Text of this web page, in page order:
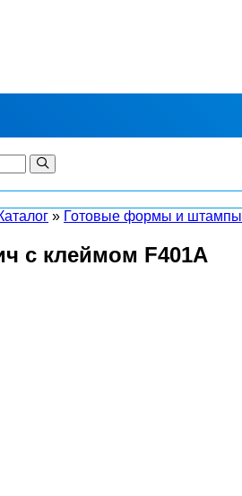
» Готовые формы и штампы
с клеймом F401A